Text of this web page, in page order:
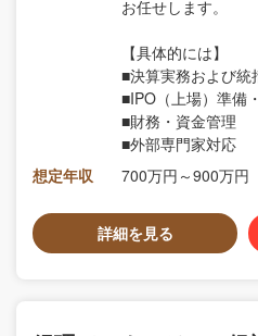
お任せします。
【具体的には】
■決算実務および統
■IPO（上場）準備
■財務・資金管理
■外部専門家対応
想定年収
700万円～900万円
詳細を見る